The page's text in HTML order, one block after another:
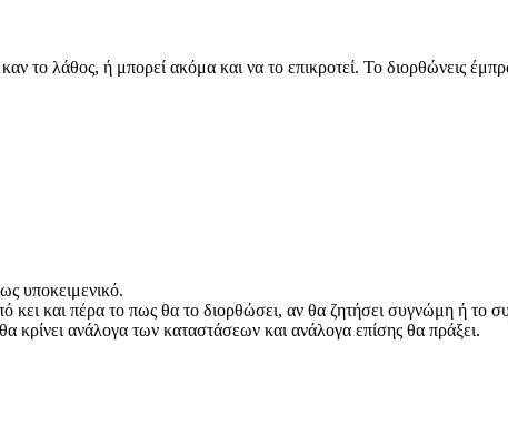
λάθος, ή μπορεί ακόμα και να το επικροτεί. Το διορθώνεις
υποκειμενικό.
κει και πέρα το πως θα το διορθώσει, αν θα ζητήσει συγνώμη ή το
κρίνει ανάλογα των καταστάσεων και ανάλογα επίσης θα πράξει.